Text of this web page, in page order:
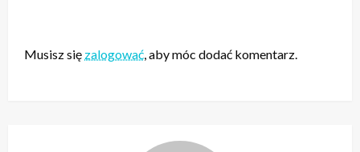
Musisz się zalogować, aby móc dodać komentarz.